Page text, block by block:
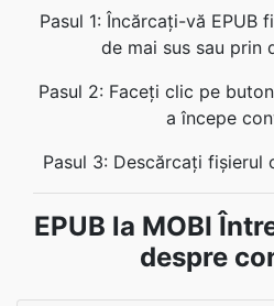
Pasul 1: Încărcați-vă EPUB
de mai sus sau prin
Pasul 2: Faceți clic pe
a începe
Pasul 3: Descărcați fișierul
EPUB la MOBI
despre